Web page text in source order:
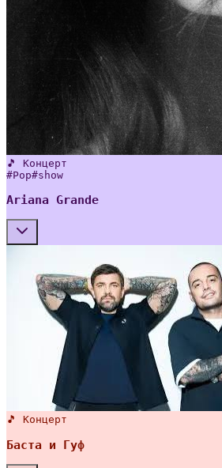
🎵 Концерт
#Pop#show
Ariana Grande
🎵 Концерт
Баста и Гуф